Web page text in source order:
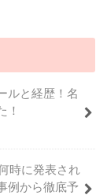
ルと経歴！名
！
時に発表され
例から徹底予